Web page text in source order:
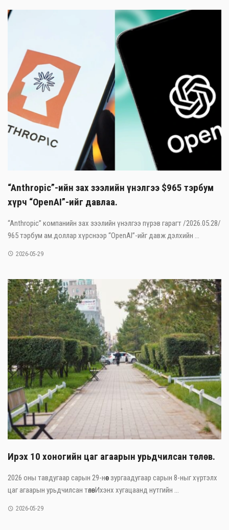
“Anthropic”-ийн зах зээлийн үнэлгээ $965 тэрбум
хүрч “OpenAI”-ийг давлаа.
“Anthropic” компанийн зах зээлийн үнэлгээ пүрэв гарагт /2026.05.28/
965 тэрбум ам.доллар хүрснээр “OpenAI”-ийг давж дэлхийн ...
2026-05-29
Ирэх 10 хоногийн цаг агаарын урьдчилсан төлөв.
2026 оны тавдугаар сарын 29-нөөс зургаадугаар сарын 8-ныг хүртэлх
цаг агаарын урьдчилсан төлөвИхэнх хугацаанд нутгийн ...
2026-05-29